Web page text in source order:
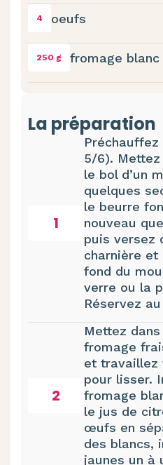
4 oeufs
250 g fromage
La préparation
1
Préchauffez
5/6).
le bol d’un
quelques
le beurre
nouveau
puis versez
charnière et
fond du
verre ou la
Réservez
2
Mettez
fromage
et travaillez
pour lisser.
fromage
le jus de
œufs en
des blancs,
jaunes un à